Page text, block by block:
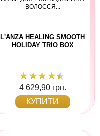
ВОЛОССЯ...
L'ANZA HEALING SMOOTH
HOLIDAY TRIO BOX
4 629,90 грн.
КУПИТИ